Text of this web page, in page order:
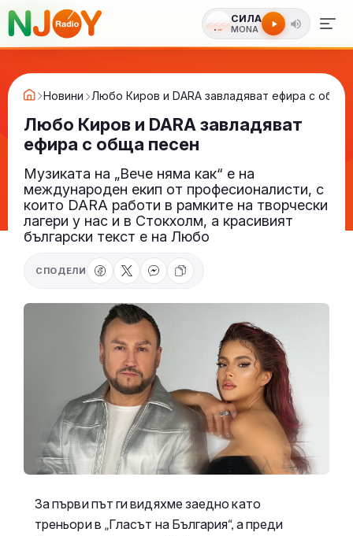
СИЛА
MONA
Новини Любо Киров и DARA завладяват ефира с обща
Любо Киров и DARA завладяват
ефира с обща песен
Музиката на „Вече няма как“ е на
международен екип от професионалисти, с
които DARA работи в рамките на творчески
лагери у нас и в Стокхолм, а красивият
български текст е на Любо
СПОДЕЛИ
За първи път ги видяхме заедно като
треньори в „Гласът на България“, а преди